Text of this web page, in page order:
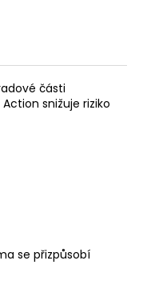
části
snižuje riziko
se přizpůsobí